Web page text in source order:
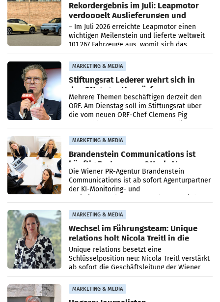
Rekordergebnis im Juli: Leapmotor
verdoppelt Auslieferungen und
überschreitet die 100.000er-Marke
– Im Juli 2026 erreichte Leapmotor einen
wichtigen Meilenstein und lieferte weltweit
101.267 Fahrzeuge aus, womit sich das
Ergebnis gegenüber Juli 2025 mehr als
verdoppelte (+102
MARKETING & MEDIA
Stiftungsrat Lederer wehrt sich in
den SN gegen Vorwürfe
Mehrere Themen beschäftigen derzeit den
ORF. Am Dienstag soll im Stiftungsrat über
die vom neuen ORF-Chef Clemens Pig
MARKETING & MEDIA
Brandenstein Communications ist
künftig Partner von OtterlyAI
Die Wiener PR-Agentur Brandenstein
Communications ist ab sofort Agenturpartner
der KI-Monitoring- und
MARKETING & MEDIA
Wechsel im Führungsteam: Unique
relations holt Nicola Treitl in die
Geschäftsleitung
Unique relations besetzt eine
Schlüsselposition neu: Nicola Treitl verstärkt
ab sofort die Geschäftsleitung der Wiener
PR-Agentur an der Seite von Josef Kalina und
Anna Kalina-Mahr.
MARKETING & MEDIA